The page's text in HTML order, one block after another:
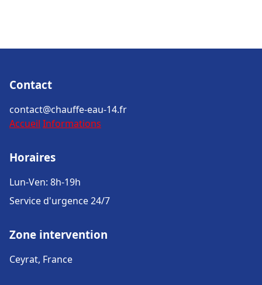
Contact
contact@chauffe-eau-14.fr
Accueil Informations
Horaires
Lun-Ven: 8h-19h
Service d'urgence 24/7
Zone intervention
Ceyrat, France